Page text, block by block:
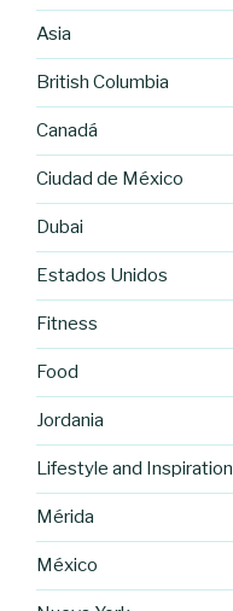
Asia
British Columbia
Canadá
Ciudad de México
Dubai
Estados Unidos
Fitness
Food
Jordania
Lifestyle and Inspiration
Mérida
México